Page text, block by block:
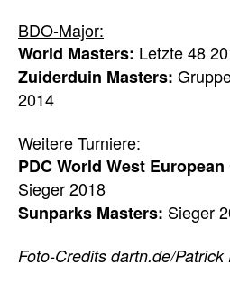
BDO-Major:
World Masters: Letzte 48
Zuiderduin Masters:
2014
Weitere Turniere:
PDC World West
Sieger 2018
Sunparks Masters: Sieger
Foto-Credits dartn.de/Patrick